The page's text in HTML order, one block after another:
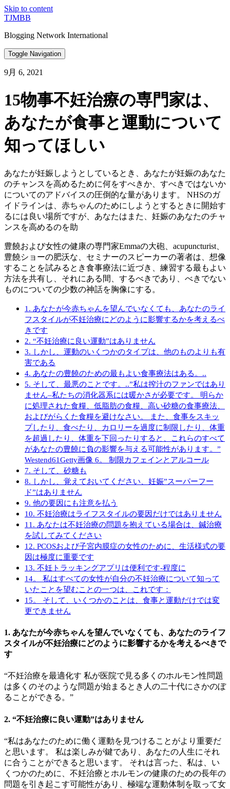
Skip to content
TJMBB
Blogging Network International
Toggle Navigation
9月 6, 2021
15物事不妊治療の専門家は、
あなたが食事と運動について
知ってほしい
あなたが妊娠しようとしているとき、あなたが妊娠のあなた
のチャンスを高めるために何をすべきか、すべきではないか
についてのアドバイスの圧倒的な量があります。 NHSのガ
イドラインは、赤ちゃんのためにしようとするときに開始す
るには良い場所ですが、あなたはまた、妊娠のあなたのチャ
ンスを高めるのを助
豊饒および女性の健康の専門家Emmaの大砲、acupuncturist、
豊饒ショーの肥沃な、セミナーのスピーカーの著者は、想像
することを試みるとき食事療法に近づき、練習する最もよい
方法を共有し、それにある間、するべきであり、べきでない
ものについての少数の神話を胸像にする。
1. あなたが今赤ちゃんを望んでいなくても、あなたのライ
フスタイルが不妊治療にどのように影響するかを考えるべ
きです
2. “不妊治療に良い運動”はありません
3. しかし、運動のいくつかのタイプは、他のものよりも有
害である
4. あなたの豊饒のための最もよい食事療法はある。..
5. そして、最悪のことです。..”私は搾汁のファンではあり
ません–私たちの消化器系には暖かさが必要です。 明らか
に処理された食糧、低脂肪の食糧、高い砂糖の食事療法、
およびがらくた食糧を避けなさい。 また、食事をスキッ
プしたり、食べたり、カロリーを過度に制限したり、体重
を超過したり、体重を下回ったりすると、これらのすべて
があなたの豊饒に負の影響を与える可能性があります。”
Westend61Getty画像 6。 制限カフェインとアルコール
7. そして、砂糖も
8. しかし、覚えておいてください、妊娠”スーパーフー
ド”はありません
9. 他の要因にも注意を払う
10. 不妊治療はライフスタイルの要因だけではありません
11. あなたは不妊治療の問題を抱えている場合は、鍼治療
を試してみてください
12. PCOSおよび子宮内膜症の女性のために、生活様式の要
因は極度に重要です
13. 不妊トラッキングアプリは便利です-程度に
14。 私はすべての女性が自分の不妊治療について知って
いたことを望むことの一つは、これです：
15。 そして、いくつかのことは、食事と運動だけでは変
更できません
1. あなたが今赤ちゃんを望んでいなくても、あなたのライフ
スタイルが不妊治療にどのように影響するかを考えるべきで
す
“不妊治療を最適化す 私が医院で見る多くのホルモン性問題
は多くのそのような問題が始まるとき人の二十代にさかのぼ
ることができる。”
2. “不妊治療に良い運動”はありません
“私はあなたのために働く運動を見つけることがより重要だ
と思います。 私は楽しみが鍵であり、あなたの人生にそれ
に合うことができると思います。 それは言った、私は、い
くつかのために、不妊治療とホルモンの健康のための長年の
問題を引き起こす可能性があり、極端な運動体制を取って女